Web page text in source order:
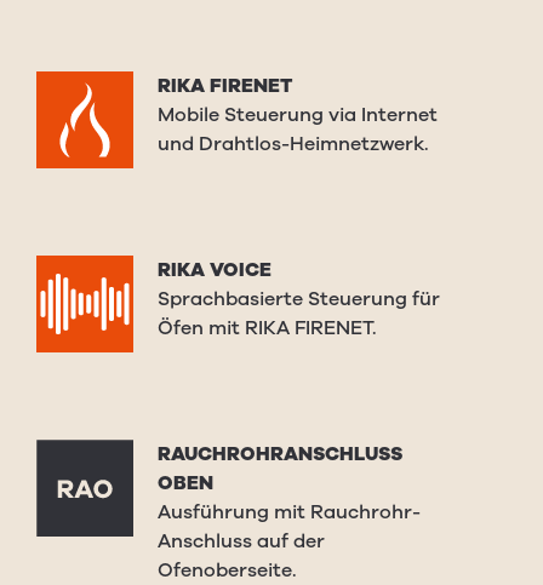
RIKA FIRENET
Mobile Steuerung via Internet
und Drahtlos-Heimnetzwerk.
RIKA VOICE
Sprachbasierte Steuerung für
Öfen mit RIKA FIRENET.
RAUCHROHRANSCHLUSS
OBEN
Ausführung mit Rauchrohr-
Anschluss auf der
Ofenoberseite.